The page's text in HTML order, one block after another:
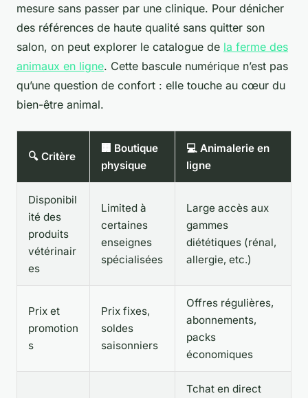
mesure sans passer par une clinique. Pour dénicher
des références de haute qualité sans quitter son
salon, on peut explorer le catalogue de la ferme des
animaux en ligne. Cette bascule numérique n’est pas
qu’une question de confort : elle touche au cœur du
bien-être animal.
🔍 Critère
🏢 Boutique
physique
💻 Animalerie en
ligne
Disponibil
ité des
produits
vétérinair
es
Limited à
certaines
enseignes
spécialisées
Large accès aux
gammes
diététiques (rénal,
allergie, etc.)
Prix et
promotion
s
Prix fixes,
soldes
saisonniers
Offres régulières,
abonnements,
packs
économiques
Tchat en direct